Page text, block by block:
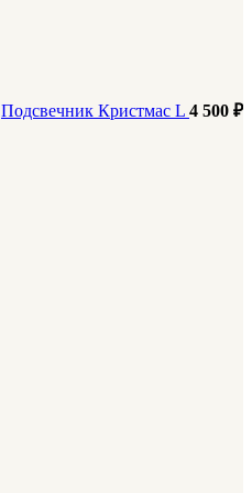
Подсвечник Кристмас L 4 500 ₽